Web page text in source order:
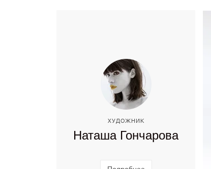
ХУДОЖНИК
Наташа Гончарова